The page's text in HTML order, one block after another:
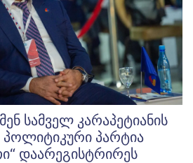
სამველ კარაპეტიანის
პოლიტიკური პარტია
დაარეგისტრირეს